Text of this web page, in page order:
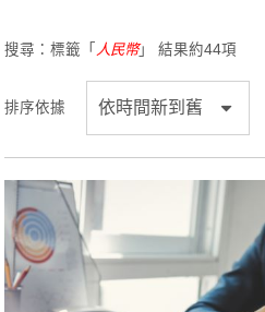
搜尋：標籤「 人民幣」 結果約44項
排序依據